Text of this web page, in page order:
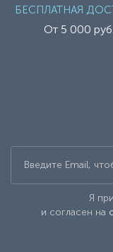
БЕСПЛАТНАЯ
От 5 000 руб.
Я
и согласен на